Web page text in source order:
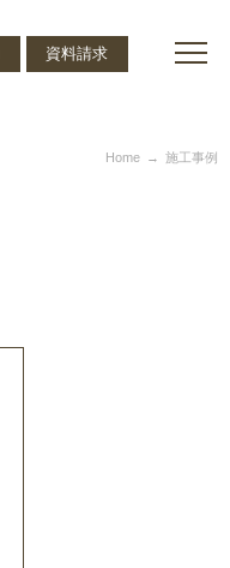
資料請求
Home 施工事例